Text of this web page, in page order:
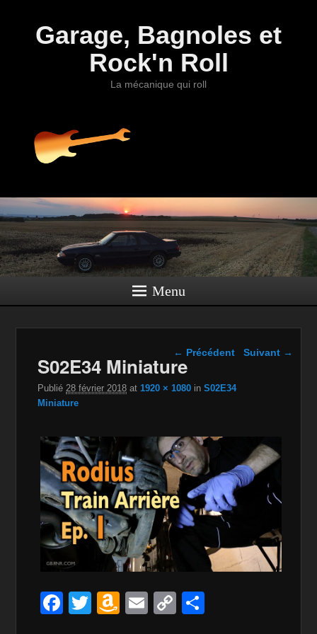
Garage, Bagnoles et
Rock'n Roll
La mécanique qui roll
Menu
Navigation dans les
← Précédent Suivant →
S02E34 Miniature
Publié 28 février 2018 at 1920 × 1080 inS02E34
Miniature
F
T
A
E
C